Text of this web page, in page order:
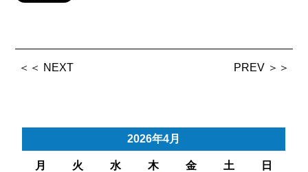
＜＜ NEXT PREV ＞＞
2026年4月
月 火 水 木 金 土 日